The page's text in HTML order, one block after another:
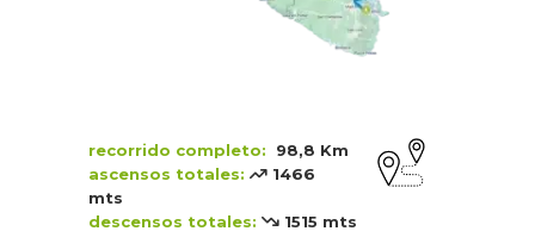
recorrido completo: 98,8 Km
ascensos totales:
1466
mts
descensos totales:
1515 mts